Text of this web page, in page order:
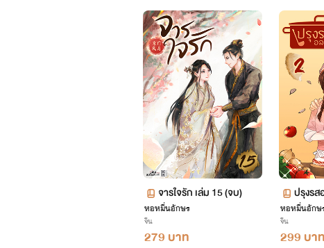
จารใจรัก เล่ม 15 (จบ)
หอหมื่นอักษร
จีน
279 บาท
ปรุงรส
ที่ 99-
หอหมื่นอักษ
จีน
299 บาท